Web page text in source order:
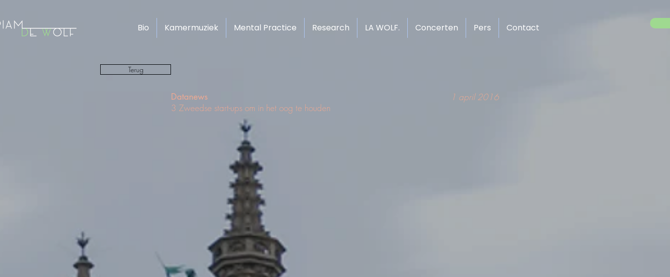
Bio Kamermuziek Mental Practice Research LA WOLF. Concerten Pers Contact
Terug
Datanews
3 Zweedse start-ups om in het oog te houden
1 april 2016